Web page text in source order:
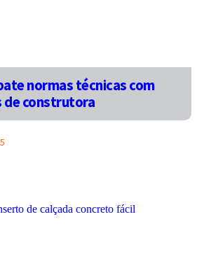
normas técnicas com
de construtora